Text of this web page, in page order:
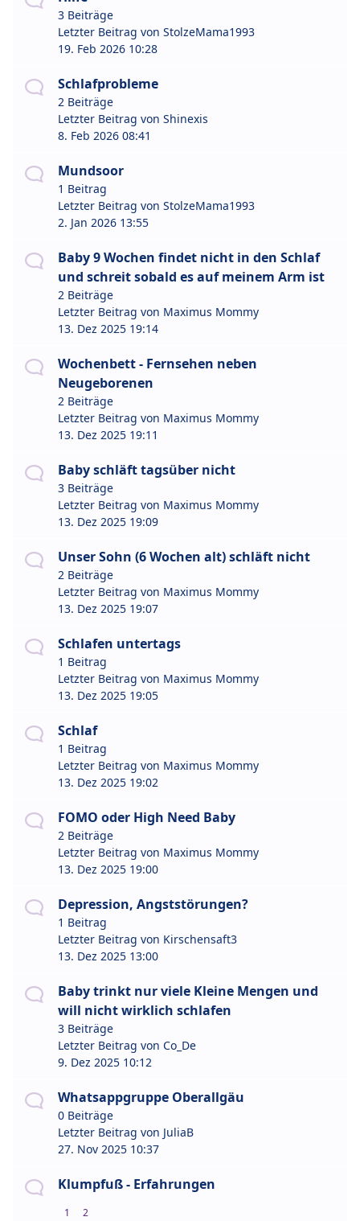
3 Beiträge
Letzter Beitrag von StolzeMama1993
19. Feb 2026 10:28
Schlafprobleme
2 Beiträge
Letzter Beitrag von Shinexis
8. Feb 2026 08:41
Mundsoor
1 Beitrag
Letzter Beitrag von StolzeMama1993
2. Jan 2026 13:55
Baby 9 Wochen findet nicht in den Schlaf
und schreit sobald es auf meinem Arm ist
2 Beiträge
Letzter Beitrag von Maximus Mommy
13. Dez 2025 19:14
Wochenbett - Fernsehen neben
Neugeborenen
2 Beiträge
Letzter Beitrag von Maximus Mommy
13. Dez 2025 19:11
Baby schläft tagsüber nicht
3 Beiträge
Letzter Beitrag von Maximus Mommy
13. Dez 2025 19:09
Unser Sohn (6 Wochen alt) schläft nicht
2 Beiträge
Letzter Beitrag von Maximus Mommy
13. Dez 2025 19:07
Schlafen untertags
1 Beitrag
Letzter Beitrag von Maximus Mommy
13. Dez 2025 19:05
Schlaf
1 Beitrag
Letzter Beitrag von Maximus Mommy
13. Dez 2025 19:02
FOMO oder High Need Baby
2 Beiträge
Letzter Beitrag von Maximus Mommy
13. Dez 2025 19:00
Depression, Angststörungen?
1 Beitrag
Letzter Beitrag von Kirschensaft3
13. Dez 2025 13:00
Baby trinkt nur viele Kleine Mengen und
will nicht wirklich schlafen
3 Beiträge
Letzter Beitrag von Co_De
9. Dez 2025 10:12
Whatsappgruppe Oberallgäu
0 Beiträge
Letzter Beitrag von JuliaB
27. Nov 2025 10:37
Klumpfuß - Erfahrungen
1 2